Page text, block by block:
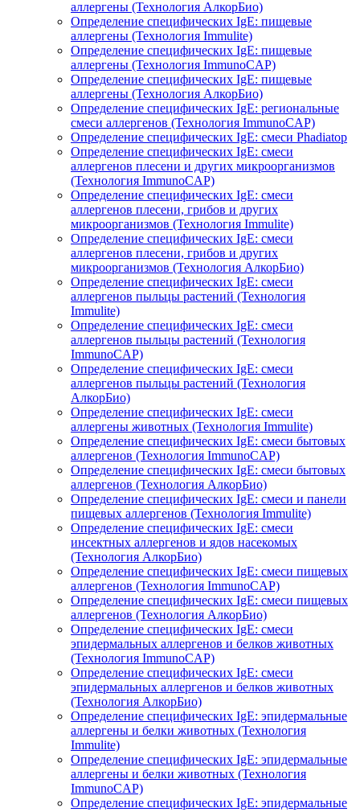
аллергены (Технология АлкорБио)
Определение специфических IgE: пищевые
аллергены (Технология Immulite)
Определение специфических IgE: пищевые
аллергены (Технология ImmunoCAP)
Определение специфических IgE: пищевые
аллергены (Технология АлкорБио)
Определение специфических IgE: региональные
смеси аллергенов (Технология ImmunoCAP)
Определение специфических IgE: смеси Phadiatop
Определение специфических IgE: смеси
аллергенов плесени и других микроорганизмов
(Технология ImmunoCAP)
Определение специфических IgE: смеси
аллергенов плесени, грибов и других
микроорганизмов (Технология Immulite)
Определение специфических IgE: смеси
аллергенов плесени, грибов и других
микроорганизмов (Технология АлкорБио)
Определение специфических IgE: смеси
аллергенов пыльцы растений (Технология
Immulite)
Определение специфических IgE: смеси
аллергенов пыльцы растений (Технология
ImmunoCAP)
Определение специфических IgE: смеси
аллергенов пыльцы растений (Технология
АлкорБио)
Определение специфических IgE: смеси
аллергены животных (Технология Immulite)
Определение специфических IgE: смеси бытовых
аллергенов (Технология ImmunoCAP)
Определение специфических IgE: смеси бытовых
аллергенов (Технология АлкорБио)
Определение специфических IgE: смеси и панели
пищевых аллергенов (Технология Immulite)
Определение специфических IgE: смеси
инсектных аллергенов и ядов насекомых
(Технология АлкорБио)
Определение специфических IgE: смеси пищевых
аллергенов (Технология ImmunoCAP)
Определение специфических IgE: смеси пищевых
аллергенов (Технология АлкорБио)
Определение специфических IgE: смеси
эпидермальных аллергенов и белков животных
(Технология ImmunoCAP)
Определение специфических IgE: смеси
эпидермальных аллергенов и белков животных
(Технология АлкорБио)
Определение специфических IgE: эпидермальные
аллергены и белки животных (Технология
Immulite)
Определение специфических IgE: эпидермальные
аллергены и белки животных (Технология
ImmunoCAP)
Определение специфических IgE: эпидермальные